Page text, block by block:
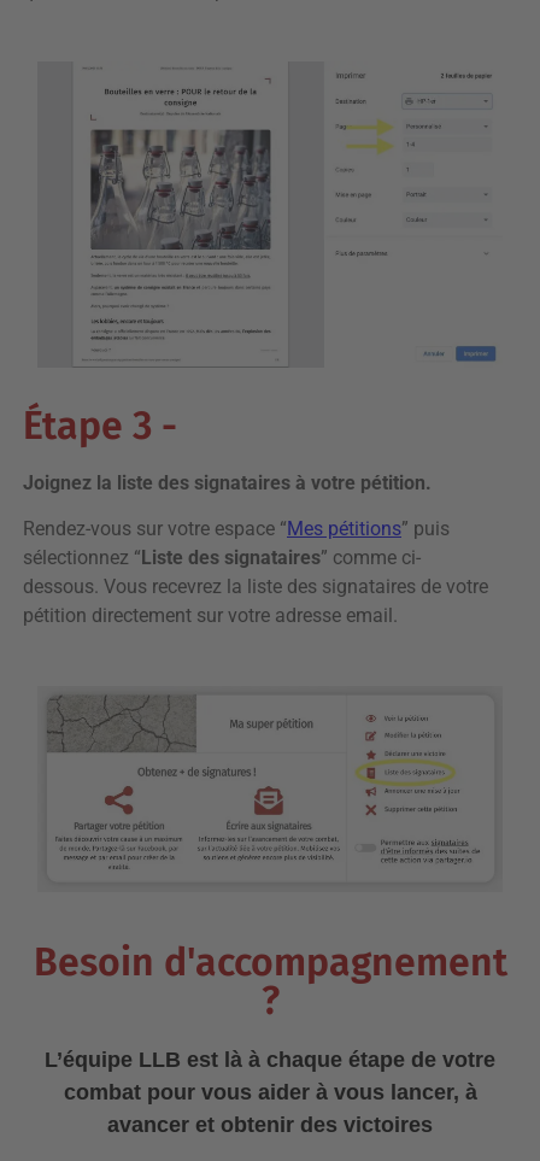
Étape 3 -
Joignez la liste des signataires à votre pétition.
Rendez-vous sur votre espace “Mes pétitions” puis
sélectionnez “Liste des signataires” comme ci-
dessous. Vous recevrez la liste des signataires de votre
pétition directement sur votre adresse email.
Besoin d'accompagnement
?
L’équipe LLB est là à chaque étape de votre
combat pour vous aider à vous lancer, à
avancer et obtenir des victoires